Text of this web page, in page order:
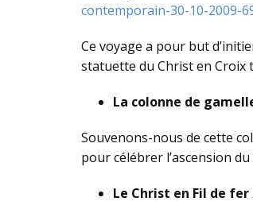
contemporain-30-10-2009-
Ce voyage a pour but
statuette du Christ en Croix
La colonne de
Souvenons-nous de cette
pour célébrer l’ascension
Le Christ en Fil de